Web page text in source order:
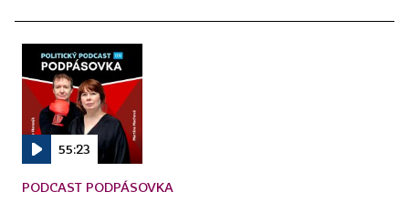
55:23
PODCAST PODPÁSOVKA